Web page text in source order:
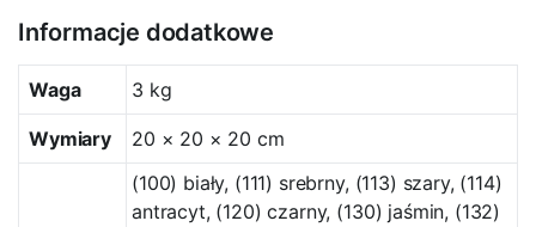
Informacje dodatkowe
Waga 3 kg
Wymiary 20 × 20 × 20 cm
(100) biały, (111) srebrny, (113) szary, (114)
antracyt, (120) czarny, (130) jaśmin, (132)